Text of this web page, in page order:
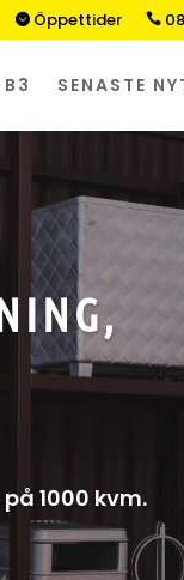
 Öppettider 
SENASTE
1000 kvm.